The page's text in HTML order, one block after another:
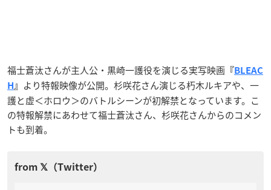
福士蒼汰さんが主人公・黒崎一護役を演じる実写映画 『BLEAC
H 』
より特報映像が公開。杉咲花さん演じる朽木ルキアや、一
護と虚＜ホロウ＞のバトルシーンが初解禁となっています。こ
の特報解禁にあわせて福士蒼汰さん、杉咲花さんからのコメン
トも到着。